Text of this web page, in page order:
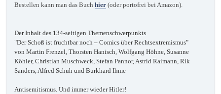
Bestellen kann man das Buch hier (oder portofrei bei Amazon).
Der Inhalt des 134-seitigen Themenschwerpunkts
"Der Schoß ist fruchtbar noch – Comics über Rechtsextremismus"
von Martin Frenzel, Thorsten Hanisch, Wolfgang Höhne, Susanne
Köhler, Christian Muschweck, Stefan Pannor, Astrid Raimann, Rik
Sanders, Alfred Schuh und Burkhard Ihme
Antisemitismus. Und immer wieder Hitler!